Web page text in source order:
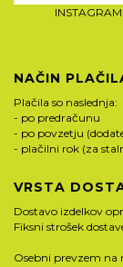
INSTAGRAM
NAČIN
Plačila so naslednja:
- po predračunu
- po povzetju
- plačilni rok (za
VRSTA
Dostavo izdelkov
Fiksni strošek
Osebni prevzem na